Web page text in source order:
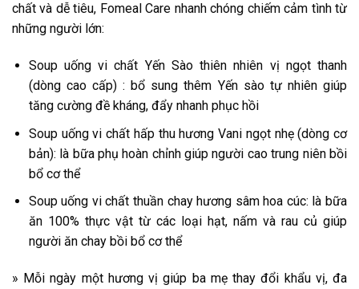
chất và dễ tiêu, Fomeal Care nhanh chóng chiếm cảm tình từ
những người lớn:
Soup uống vi chất Yến Sào thiên nhiên vị ngọt thanh
(dòng cao cấp) : bổ sung thêm Yến sào tự nhiên giúp
tăng cường đề kháng, đẩy nhanh phục hồi
Soup uống vi chất hấp thu hương Vani ngọt nhẹ (dòng cơ
bản): là bữa phụ hoàn chỉnh giúp người cao trung niên bồi
bổ cơ thể
Soup uống vi chất thuần chay hương sâm hoa cúc: là bữa
ăn 100% thực vật từ các loại hạt, nấm và rau củ giúp
người ăn chay bồi bổ cơ thể
» Mỗi ngày một hương vị giúp ba mẹ thay đổi khẩu vị, đa